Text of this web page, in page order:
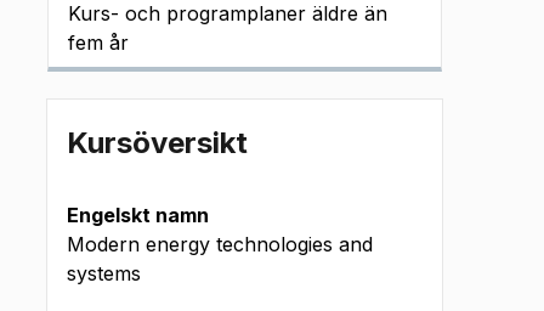
Kurs- och programplaner äldre än
fem år
Kursöversikt
Engelskt namn
Modern energy technologies and
systems